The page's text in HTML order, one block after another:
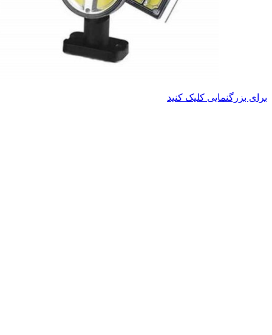
برای بزرگنمایی کلیک کنید